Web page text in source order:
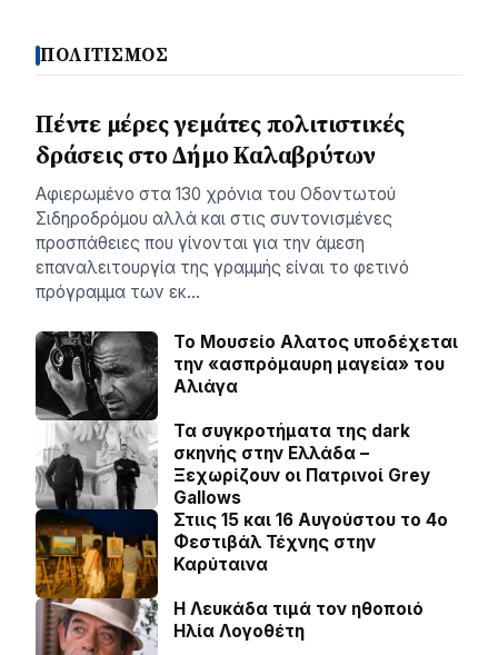
ΠΟΛΙΤΙΣΜΟΣ
Πέντε μέρες γεμάτες πολιτιστικές
δράσεις στο Δήμο Καλαβρύτων
Αφιερωμένο στα 130 χρόνια του Οδοντωτού
Σιδηροδρόμου αλλά και στις συντονισμένες
προσπάθειες που γίνονται για την άμεση
επαναλειτουργία της γραμμής είναι το φετινό
πρόγραμμα των εκ…
Το Μουσείο Αλατος υποδέχεται
την «ασπρόμαυρη μαγεία» του
Αλιάγα
Τα συγκροτήματα της dark
σκηνής στην Ελλάδα –
Ξεχωρίζουν οι Πατρινοί Grey
Gallows
Στιις 15 και 16 Αυγούστου το 4ο
Φεστιβάλ Τέχνης στην
Καρύταινα
Η Λευκάδα τιμά τον ηθοποιό
Ηλία Λογοθέτη